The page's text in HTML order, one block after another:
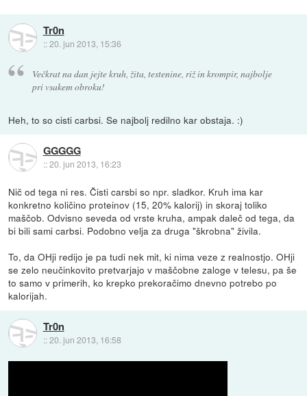
Tr0n
::20. jun 2013, 15:36
Večkrat na dan jejte kruh, žita, testenine, riž in krompir, najbolje
pri vsakem obroku!
Heh, to so cisti carbsi. Se najbolj redilno kar obstaja. :)
GGGGG
::20. jun 2013, 16:23
Nič od tega ni res. Čisti carsbi so npr. sladkor. Kruh ima kar
konkretno količino proteinov (15, 20% kalorij) in skoraj toliko
maščob. Odvisno seveda od vrste kruha, ampak daleč od tega, da
bi bili sami carbsi. Podobno velja za druga "škrobna" živila.
To, da OHji redijo je pa tudi nek mit, ki nima veze z realnostjo. OHji
se zelo neučinkovito pretvarjajo v maščobne zaloge v telesu, pa še
to samo v primerih, ko krepko prekoračimo dnevno potrebo po
kalorijah.
Tr0n
::20. jun 2013, 16:58